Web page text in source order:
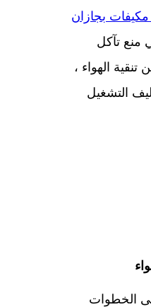
بجازان
منع تآكل
تنقية الهواء ،
التشغيل
الخطوات